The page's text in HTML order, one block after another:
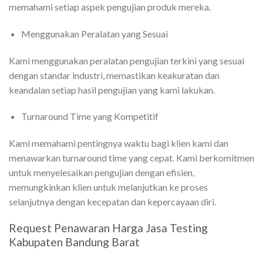
memahami setiap aspek pengujian produk mereka.
Menggunakan Peralatan yang Sesuai
Kami menggunakan peralatan pengujian terkini yang sesuai
dengan standar industri, memastikan keakuratan dan
keandalan setiap hasil pengujian yang kami lakukan.
Turnaround Time yang Kompetitif
Kami memahami pentingnya waktu bagi klien kami dan
menawarkan turnaround time yang cepat. Kami berkomitmen
untuk menyelesaikan pengujian dengan efisien,
memungkinkan klien untuk melanjutkan ke proses
selanjutnya dengan kecepatan dan kepercayaan diri.
Request Penawaran Harga Jasa Testing
Kabupaten Bandung Barat